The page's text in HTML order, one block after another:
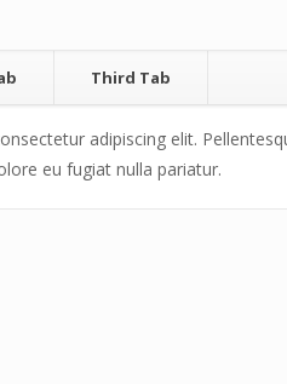
Third Tab
adipiscing elit.
eu fugiat nulla pariatur.